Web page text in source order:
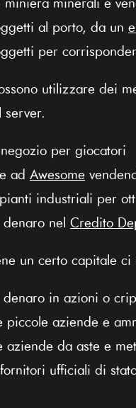
miniera minerali e
al porto, da un
per
utilizzare dei
server.
per giocatori
ad Awesome
industriali per
denaro nel Credito
un certo capitale
denaro in azioni o
piccole aziende e
aziende da aste e
fornitori ufficiali di